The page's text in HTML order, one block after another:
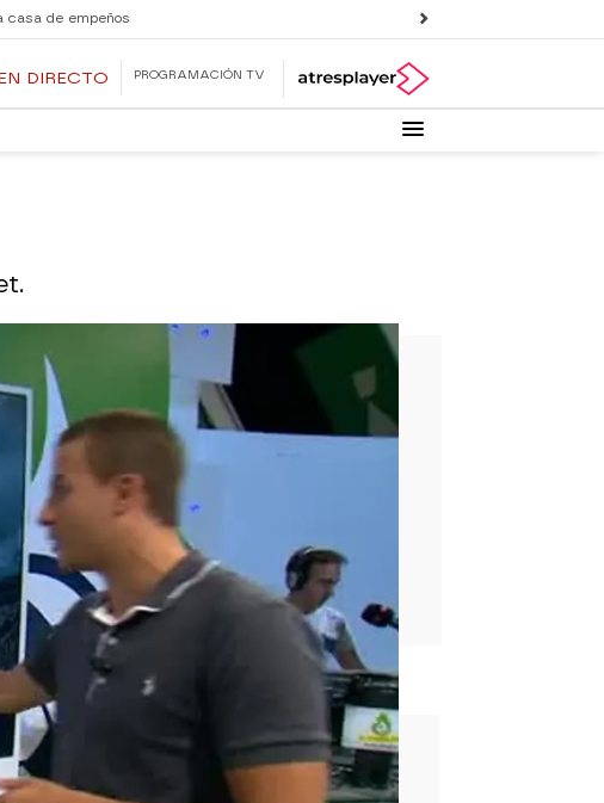
casa de empeños
DIRECTO PROGRAMACIÓN TV